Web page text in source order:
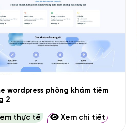
wordpress phòng khám tiêm
2
thực tế Xem chi tiết